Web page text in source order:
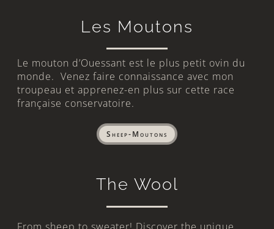
Les Moutons
Le mouton d’Ouessant est le plus petit ovin du
monde. Venez faire connaissance avec mon
troupeau et apprenez-en plus sur cette race
française conservatoire.
Sheep-Moutons
The Wool